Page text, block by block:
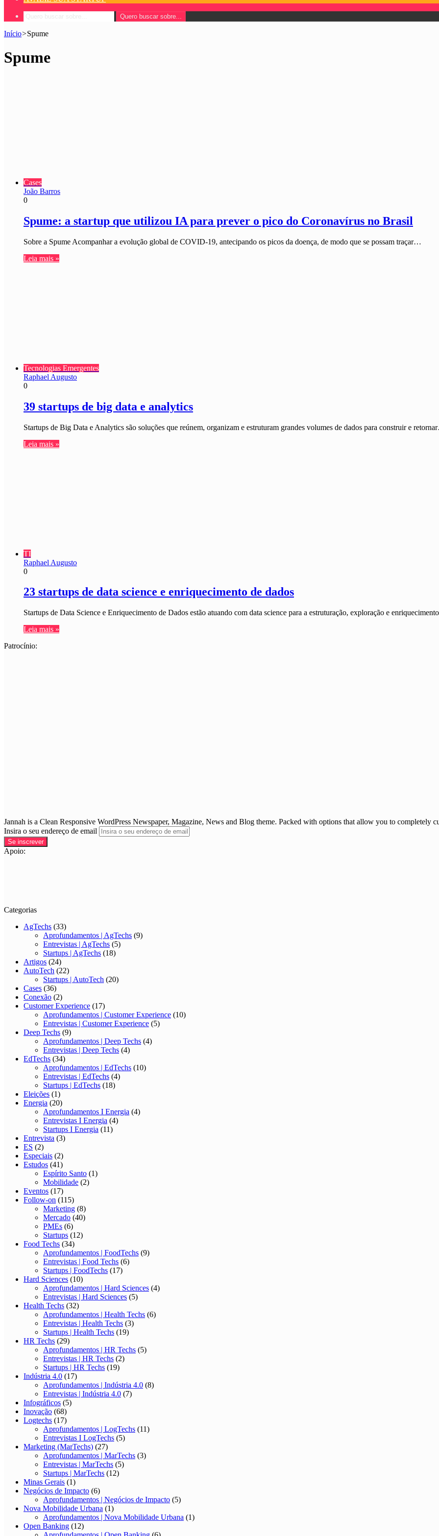
Quero buscar sobre...
Início>Spume
Spume
Cases
João Barros
0
Spume: a startup que utilizou IA para prever o pico do Coronavírus no Brasil
Sobre a Spume Acompanhar a evolução global de COVID-19, antecipando os picos da doença, de modo que se possam traçar…
Leia mais »
Tecnologias Emergentes
Raphael Augusto
0
39 startups de big data e analytics
Startups de Big Data e Analytics são soluções que reúnem, organizam e estruturam grandes volumes de dados para construir e
Leia mais »
TI
Raphael Augusto
0
23 startups de data science e enriquecimento de dados
Startups de Data Science e Enriquecimento de Dados estão atuando com data science para a estruturação, exploração e
Leia mais »
Patrocínio:
Jannah is a Clean Responsive WordPress Newspaper, Magazine, News and Blog theme. Packed with options that allow you to completely
Insira o seu endereço de email
Apoio:
Categorias
AgTechs (33)
Aprofundamentos | AgTechs (9)
Entrevistas | AgTechs (5)
Startups | AgTechs (18)
Artigos (24)
AutoTech (22)
Startups | AutoTech (20)
Cases (36)
Conexão (2)
Customer Experience (17)
Aprofundamentos | Customer Experience (10)
Entrevistas | Customer Experience (5)
Deep Techs (9)
Aprofundamentos | Deep Techs (4)
Entrevistas | Deep Techs (4)
EdTechs (34)
Aprofundamentos | EdTechs (10)
Entrevistas | EdTechs (4)
Startups | EdTechs (18)
Eleições (1)
Energia (20)
Aprofundamentos I Energia (4)
Entrevistas I Energia (4)
Startups I Energia (11)
Entrevista (3)
ES (2)
Especiais (2)
Estudos (41)
Espírito Santo (1)
Mobilidade (2)
Eventos (17)
Follow-on (115)
Marketing (8)
Mercado (40)
PMEs (6)
Startups (12)
Food Techs (34)
Aprofundamentos | FoodTechs (9)
Entrevistas | Food Techs (6)
Startups | FoodTechs (17)
Hard Sciences (10)
Aprofundamentos | Hard Sciences (4)
Entrevistas | Hard Sciences (5)
Health Techs (32)
Aprofundamentos | Health Techs (6)
Entrevistas | Health Techs (3)
Startups | Health Techs (19)
HR Techs (29)
Aprofundamentos | HR Techs (5)
Entrevistas | HR Techs (2)
Startups | HR Techs (19)
Indústria 4.0 (17)
Aprofundamentos | Indústria 4.0 (8)
Entrevistas | Indústria 4.0 (7)
Infográficos (5)
Inovação (68)
Logtechs (17)
Aprofundamentos | LogTechs (11)
Entrevistas I LogTechs (5)
Marketing (MarTechs) (27)
Aprofundamentos | MarTechs (3)
Entrevistas | MarTechs (5)
Startups | MarTechs (12)
Minas Gerais (1)
Negócios de Impacto (6)
Aprofundamentos | Negócios de Impacto (5)
Nova Mobilidade Urbana (1)
Aprofundamentos | Nova Mobilidade Urbana (1)
Open Banking (12)